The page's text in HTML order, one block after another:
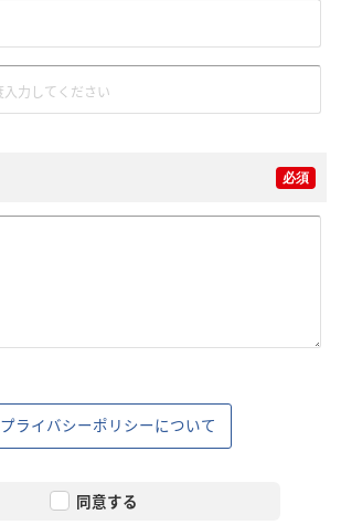
プライバシーポリシーについて
同意する